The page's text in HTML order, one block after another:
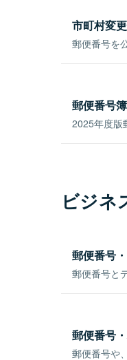
市町村変
郵便番号を
郵便番号
2025年度版
ビジネ
郵便番号
郵便番号と
郵便番号
郵便番号や